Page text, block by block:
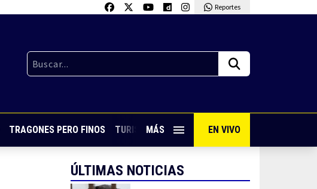
Reportes
TRAGONES PERO FINOS TURISMO CON SABOR VIVE PUERTO VALLARTA
MÁS EN VIVO
ÚLTIMAS NOTICIAS